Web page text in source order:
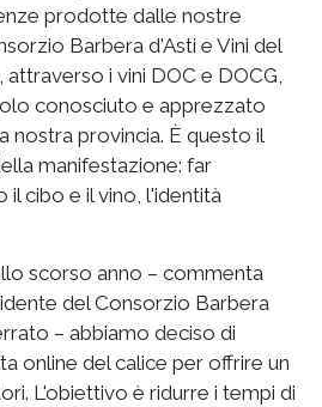
prodotte dalle nostre
Barbera d'Asti e Vini del
i vini DOC e DOCG,
conosciuto e apprezzato
nostra provincia. È questo il
manifestazione: far
cibo e il vino, l'identità
scorso anno – commenta
del Consorzio Barbera
– abbiamo deciso di
online del calice per offrire un
L'obiettivo è ridurre i tempi di